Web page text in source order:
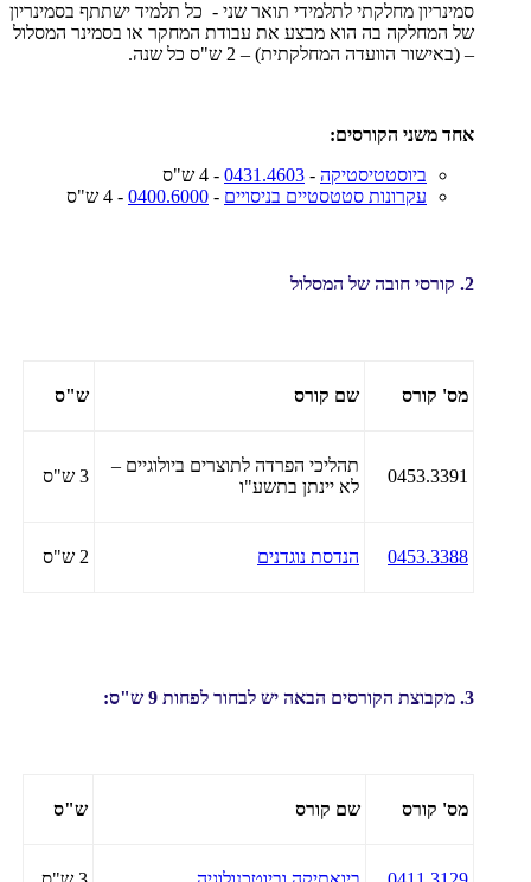
סמינריון מחלקתי לתלמידי תואר שני - כל תלמיד ישתתף בסמינריון
של המחלקה בה הוא מבצע את עבודת המחקר או בסמינר המסלול
– (באישור הוועדה המחלקתית) – 2 ש"ס כל שנה.
אחד משני הקורסים:
ביוסטטיסטיקה -
0431.4603 - 4 ש"ס
עקרונות סטטסטיים בניסויים -
0400.6000 - 4 ש"ס
2. קורסי חובה של המסלול
ש"ס שם קורס מס' קורס
3 ש"ס
תהליכי הפרדה לתוצרים ביולוגיים –
לא יינתן בתשע"ו
0453.3391
2 ש"ס הנדסת נוגדנים 0453.3388
3. מקבוצת הקורסים הבאה יש לבחור לפחות 9 ש"ס:
ש"ס שם קורס מס' קורס